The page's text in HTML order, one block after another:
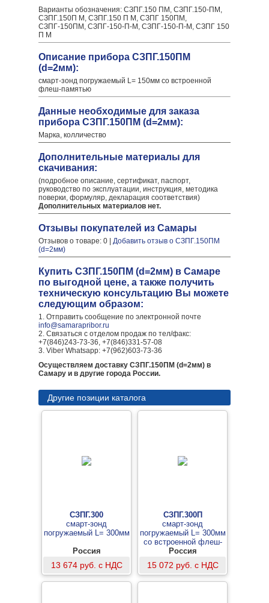
Варианты обозначения: СЗПГ.150 ПМ, СЗПГ.150-ПМ,
СЗПГ.150П М, СЗПГ.150 П М, СЗПГ 150ПМ,
СЗПГ-150ПМ, СЗПГ-150-П-М, СЗПГ-150-П-М, СЗПГ 150
П М
Описание прибора СЗПГ.150ПМ
(d=2мм):
смарт-зонд погружаемый L= 150мм со встроенной
флеш-памятью
Данные необходимые для заказа
прибора СЗПГ.150ПМ (d=2мм):
Марка, колличество
Дополнительные материалы для
скачивания:
(подробное описание, сертификат, паспорт,
руководство по эксплуатации, инструкция, методика
поверки, формуляр, декларация соответствия)
Дополнительных материалов нет.
Отзывы покупателей из Самары
Отзывов о товаре: 0 | Добавить отзыв о СЗПГ.150ПМ
(d=2мм)
Купить СЗПГ.150ПМ (d=2мм) в Самаре
по выгодной цене, а также получить
техническую консультацию Вы можете
следующим образом:
1. Отправить сообщение по электронной почте
info@samarapribor.ru
2. Связаться с отделом продаж по тел/факс:
+7(846)243-73-36, +7(846)331-57-08
3. Viber Whatsapp: +7(962)603-73-36
Осуществляем доставку СЗПГ.150ПМ (d=2мм) в
Самару и в другие города России.
Другие позиции каталога
СЗПГ.300
смарт-зонд
погружаемый L= 300мм
Россия
13 674 руб. с НДС
СЗПГ.300П
смарт-зонд
погружаемый L= 300мм
со встроенной флеш-
памятью
Россия
15 072 руб. с НДС